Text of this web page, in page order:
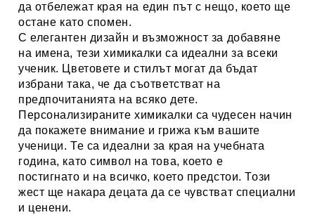
да отбележат края на един път с нещо, което ще
остане като спомен.
С елегантен дизайн и възможност за добавяне
на имена, тези химикалки са идеални за всеки
ученик. Цветовете и стилът могат да бъдат
избрани така, че да съответстват на
предпочитанията на всяко дете.
Персонализираните химикалки са чудесен начин
да покажете внимание и грижа към вашите
ученици.Те са идеални за края на учебната
година, като символ на това, което е
постигнато и на всичко, което предстои. Този
жест ще накара децата да се чувстват специални
и ценени.